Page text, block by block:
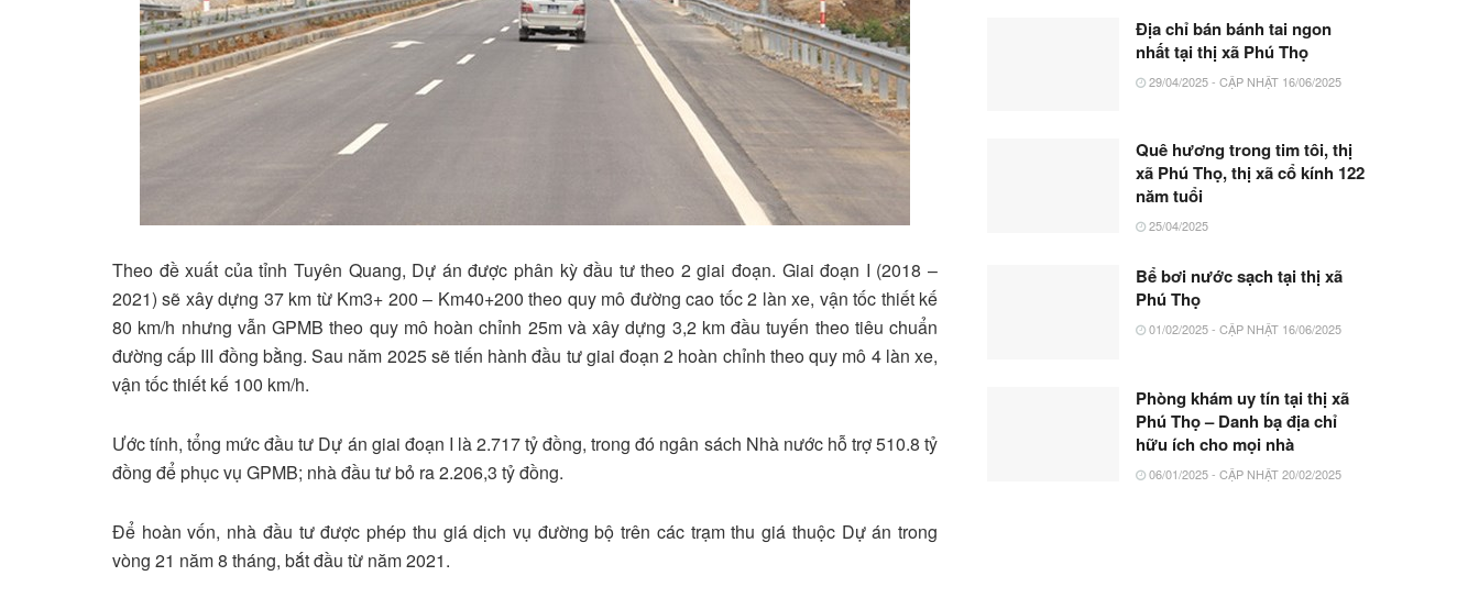
Theo đề xuất của tỉnh Tuyên Quang, Dự án được phân kỳ đầu tư theo 2 giai đoạn. Giai đoạn I (2018 –
2021) sẽ xây dựng 37 km từ Km3+ 200 – Km40+200 theo quy mô đường cao tốc 2 làn xe, vận tốc thiết kế
80 km/h nhưng vẫn GPMB theo quy mô hoàn chỉnh 25m và xây dựng 3,2 km đầu tuyến theo tiêu chuẩn
đường cấp III đồng bằng. Sau năm 2025 sẽ tiến hành đầu tư giai đoạn 2 hoàn chỉnh theo quy mô 4 làn xe,
vận tốc thiết kế 100 km/h.
Ước tính, tổng mức đầu tư Dự án giai đoạn I là 2.717 tỷ đồng, trong đó ngân sách Nhà nước hỗ trợ 510.8 tỷ
đồng để phục vụ GPMB; nhà đầu tư bỏ ra 2.206,3 tỷ đồng.
Để hoàn vốn, nhà đầu tư được phép thu giá dịch vụ đường bộ trên các trạm thu giá thuộc Dự án trong
vòng 21 năm 8 tháng, bắt đầu từ năm 2021.
Địa chỉ bán bánh tai ngon
nhất tại thị xã Phú Thọ
29/04/2025 - CẬP NHẬT 16/06/2025
Quê hương trong tim tôi, thị
xã Phú Thọ, thị xã cổ kính 122
năm tuổi
25/04/2025
Bể bơi nước sạch tại thị xã
Phú Thọ
01/02/2025 - CẬP NHẬT 16/06/2025
Phòng khám uy tín tại thị xã
Phú Thọ – Danh bạ địa chỉ
hữu ích cho mọi nhà
06/01/2025 - CẬP NHẬT 20/02/2025